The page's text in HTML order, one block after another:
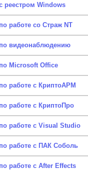
реестром Windows
работе со Страж NT
видеонаблюдению
Microsoft Office
работе с КриптоАРМ
работе с КриптоПро
работе с Visual Studio
работе с ПАК Соболь
работе с After Effects